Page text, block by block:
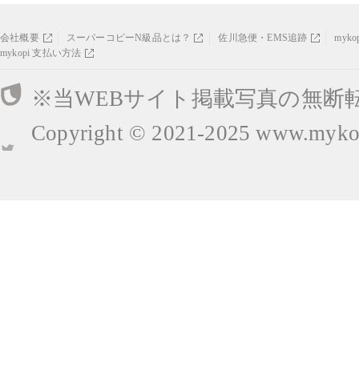
会社概要 スーパーコピーN級品とは？ 佐川急便・EMS追跡
mykopi 支払い方法
※当WEBサイト掲載写真の無断
Copyright © 2021-2025